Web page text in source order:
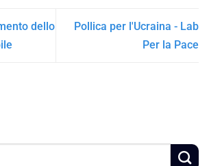
dello
Pollica per l'Ucraina - Lab
Per la Pace